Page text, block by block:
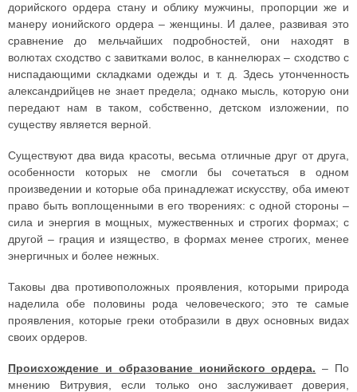
дорийского ордера стану и облику мужчины, пропорции же и
манеру ионийского ордера – женщины. И далее, развивая это
сравнение до мельчайших подробностей, они находят в
волютах сходство с завитками волос, в каннелюрах – сходство с
ниспадающими складками одежды и т. д. Здесь утонченность
александрийцев не знает предела; однако мысль, которую они
передают нам в таком, собственно, детском изложении, по
существу является верной.
Существуют два вида красоты, весьма отличные друг от друга,
особенности которых не смогли бы сочетаться в одном
произведении и которые оба принадлежат искусству, оба имеют
право быть воплощенными в его творениях: с одной стороны –
сила и энергия в мощных, мужественных и строгих формах; с
другой – грация и изящество, в формах менее строгих, менее
энергичных и более нежных.
Таковы два противоположных проявления, которыми природа
наделила обе половины рода человеческого; это те самые
проявления, которые греки отобразили в двух основных видах
своих ордеров.
Происхождение и образование ионийского ордера. – По
мнению Витрувия, если только оно заслуживает доверия,